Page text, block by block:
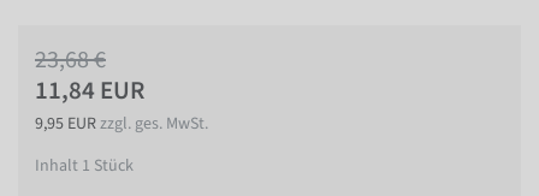
23,68 €
11,84 EUR
9,95 EURzzgl. ges. MwSt.
Inhalt 1 Stück